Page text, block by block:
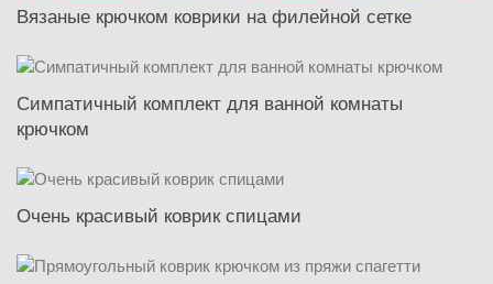
Вязаные крючком коврики на филейной сетке
Симпатичный комплект для ванной комнаты
крючком
Очень красивый коврик спицами